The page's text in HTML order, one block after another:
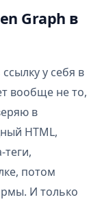
Graph в
у себя в
вообще не то,
в
HTML,
потом
И только